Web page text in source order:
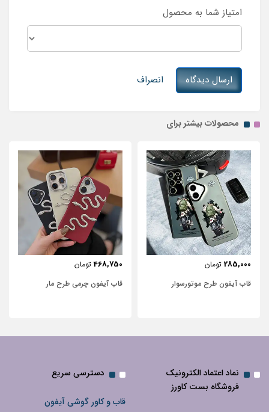
امتیاز شما به محصول
ارسال دیدگاه انصراف
محصولات بیشتر برای
468,750
قاب آیفون چرمی طرح مار
443,750
قاب آیفون شفاف با
نماد اعتماد الکترونیک
فروشگاه بست کاورز
دسترسی سریع
قاب و کاور گوشی آیفون